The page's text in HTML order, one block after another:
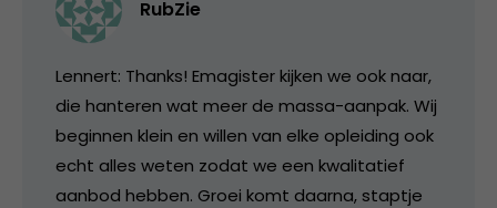
RubZie
Lennert: Thanks! Emagister kijken we ook naar,
die hanteren wat meer de massa-aanpak. Wij
beginnen klein en willen van elke opleiding ook
echt alles weten zodat we een kwalitatief
aanbod hebben. Groei komt daarna, staptje